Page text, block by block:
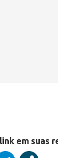
em suas